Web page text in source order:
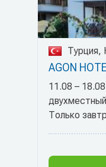
Турция,
AGON
11.08 –
Только